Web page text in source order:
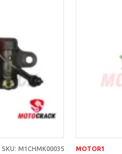
SKU: M1CHMK00035 MOTOR1